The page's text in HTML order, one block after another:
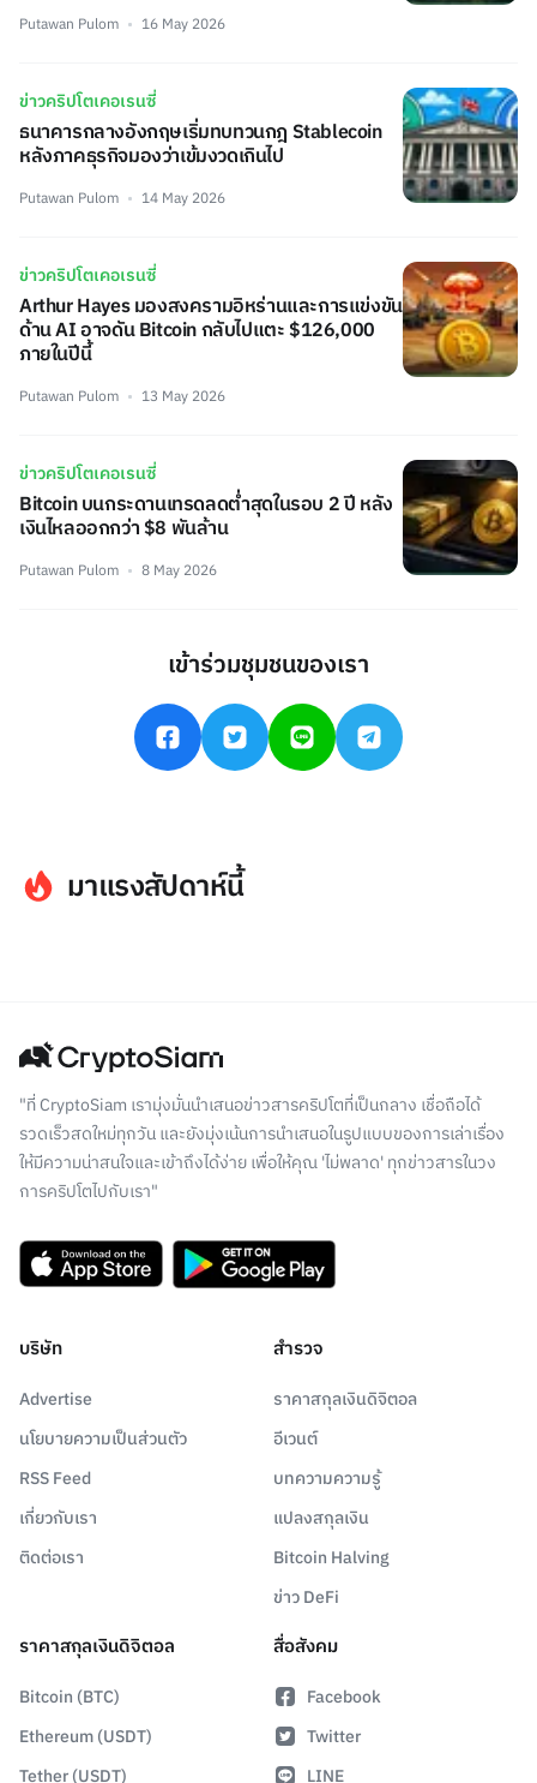
Putawan Pulom 16 May 2026
ข่าวคริปโตเคอเรนซี่
ธนาคารกลางอังกฤษเริ่มทบทวนกฎ Stablecoin
หลังภาคธุรกิจมองว่าเข้มงวดเกินไป
Putawan Pulom 14 May 2026
ข่าวคริปโตเคอเรนซี่
Arthur Hayes มองสงครามอิหร่านและการแข่งขัน
ด้าน AI อาจดัน Bitcoin กลับไปแตะ $126,000
ภายในปีนี้
Putawan Pulom 13 May 2026
ข่าวคริปโตเคอเรนซี่
Bitcoin บนกระดานเทรดลดต่ำสุดในรอบ 2 ปี หลัง
เงินไหลออกกว่า $8 พันล้าน
Putawan Pulom 8 May 2026
เข้าร่วมชุมชนของเรา
มาแรงสัปดาห์นี้
"ที่ CryptoSiam เรามุ่งมั่นนำเสนอข่าวสารคริปโตที่เป็นกลาง เชื่อถือได้
รวดเร็วสดใหม่ทุกวัน และยังมุ่งเน้นการนำเสนอในรูปแบบของการเล่าเรื่อง
ให้มีความน่าสนใจและเข้าถึงได้ง่าย เพื่อให้คุณ 'ไม่พลาด' ทุกข่าวสารในวง
การคริปโตไปกับเรา"
บริษัท
Advertise
นโยบายความเป็นส่วนตัว
RSS Feed
เกี่ยวกับเรา
ติดต่อเรา
สำรวจ
ราคาสกุลเงินดิจิตอล
อีเวนต์
บทความความรู้
แปลงสกุลเงิน
Bitcoin Halving
ข่าว DeFi
ราคาสกุลเงินดิจิตอล
Bitcoin (BTC)
Ethereum (USDT)
Tether (USDT)
สื่อสังคม
Facebook
Twitter
LINE